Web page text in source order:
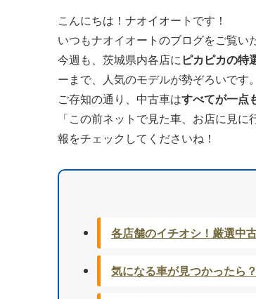
こんにちは！ナオイオートです！
いつもナオイオートのブログをご覧い
今週も、茨城県内各店にピカピカの特
ーまで、人気のモデルが勢ぞろいです。
ご存知の通り、中古車はすべてが一点
「この前ネットで見た車、お店に見
報をチェックしてくださいね！
各店舗のイチオシ！厳選中
気になる車が見つかったら